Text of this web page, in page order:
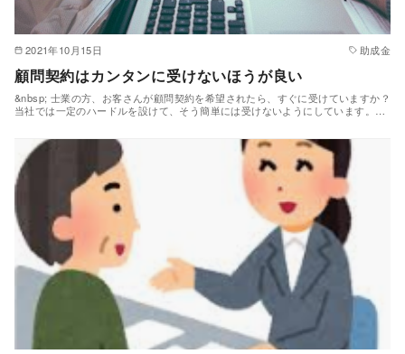
2021年10月15日 助成金
顧問契約はカンタンに受けないほうが良い
&nbsp; 士業の方、お客さんが顧問契約を希望されたら、すぐに受けていますか？
当社では一定のハードルを設けて、そう簡単には受けないようにしています。…